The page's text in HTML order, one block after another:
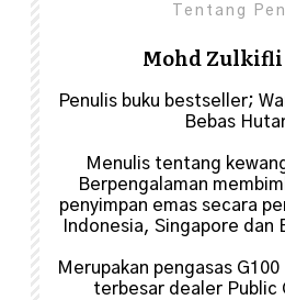
Tentang
Mohd Zulkifli
Penulis buku bestseller;
Bebas
Menulis tentang
Berpengalaman
penyimpan emas secara
Indonesia, Singapore dan
Merupakan pengasas
terbesar dealer Public